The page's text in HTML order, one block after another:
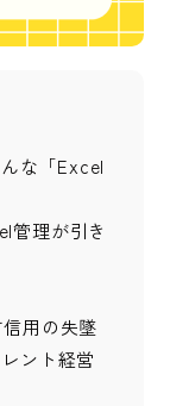
な「Excel
管理が引き
用の失墜
ント経営